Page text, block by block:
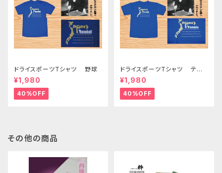
ドライスポーツTシャツ 野球
¥1,980
40%OFF
ドライスポーツTシャツ テニ
ス
¥1,980
40%OFF
その他の商品